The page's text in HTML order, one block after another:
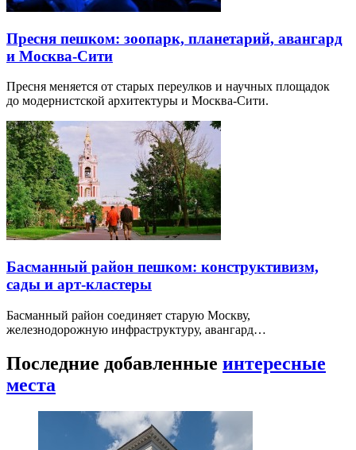
Китай-город пешком: старые улицы, храмы и
Зарядье
Китай-город — не одна улица, а исторический район между
Красной площадью, Лубянкой и Москвой-рекой.
Пресня пешком: зоопарк, планетарий, авангард
и Москва-Сити
Пресня меняется от старых переулков и научных площадок
до модернистской архитектуры и Москва-Сити.